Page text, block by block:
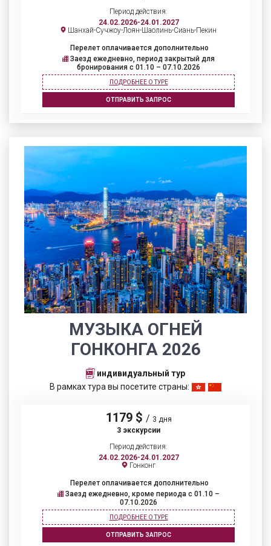
Период действия:
24.02.2026-24.01.2027
Шанхай-Сучжоу-Лоян-Шаолинь-Сиань-Пекин
Перелет оплачивается дополнительно
Заезд ежедневно, период закрытый для
бронирования c 01.10 – 07.10.2026
ПОДРОБНЕЕ О ТУРЕ
ОТПРАВИТЬ ЗАПРОС
МУЗЫКА ОГНЕЙ
ГОНКОНГА 2026
индивидуальный тур
В рамках тура вы посетите страны:
1179 $ / 3 дня
3 экскурсии
Период действия:
24.02.2026-24.01.2027
Гонконг
Перелет оплачивается дополнительно
Заезд ежедневно, кроме периода с 01.10 –
07.10.2026
ПОДРОБНЕЕ О ТУРЕ
ОТПРАВИТЬ ЗАПРОС